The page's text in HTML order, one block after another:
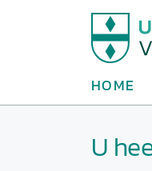
HOME
U